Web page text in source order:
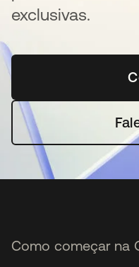
exclusivas.
Como começar na